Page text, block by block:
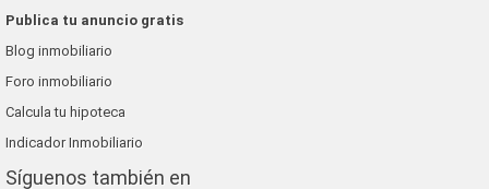
Publica tu anuncio gratis
Blog inmobiliario
Foro inmobiliario
Calcula tu hipoteca
Indicador Inmobiliario
Síguenos también en